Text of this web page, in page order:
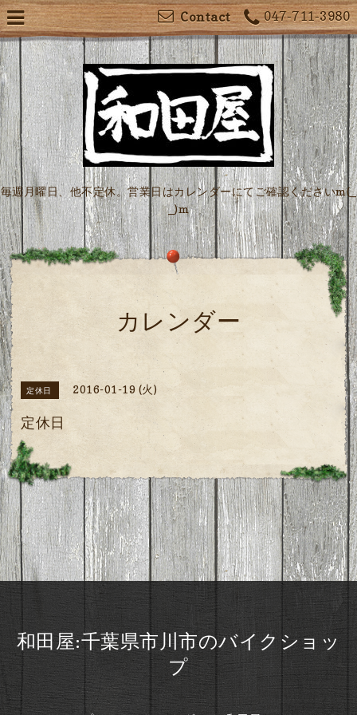
047-711-3980
Contact
毎週月曜日、他不定休。営業日はカレンダーにてご確認くださいm(_
_)m
カレンダー
定休日 2016-01-19 (火)
定休日
和田屋:千葉県市川市のバイクショッ
プ